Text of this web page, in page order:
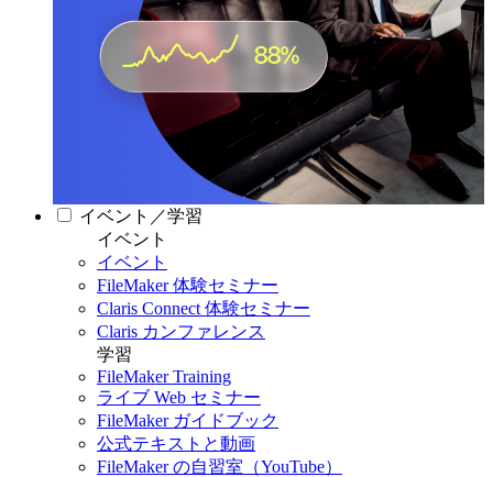
イベント／学習
イベント
イベント
FileMaker 体験セミナー
Claris Connect 体験セミナー
Claris カンファレンス
学習
FileMaker Training
ライブ Web セミナー
FileMaker ガイドブック
公式テキストと動画
FileMaker の自習室（YouTube）